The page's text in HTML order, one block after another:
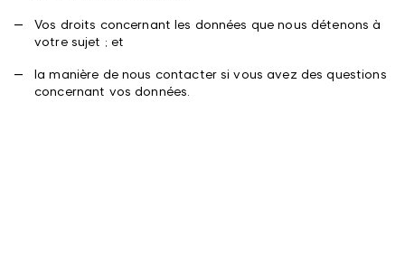
Vos droits concernant les données que nous détenons à
votre sujet ; et
la manière de nous contacter si vous avez des questions
concernant vos données.